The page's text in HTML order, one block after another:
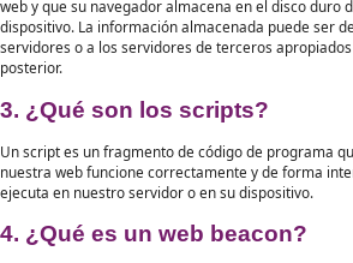
2. ¿Qué son las cookies?
web y que su navegador almacena en el
servidores o a los servidores de terceros
posterior.
3. ¿Qué son los scripts?